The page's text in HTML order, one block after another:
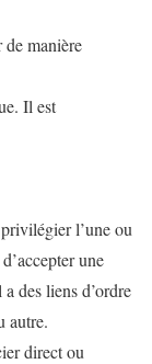
de manière
Il est
l’une ou
une
des liens d’ordre
autre.
direct ou